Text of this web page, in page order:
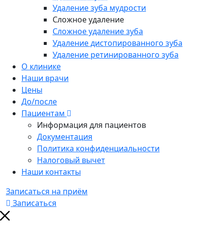
Удаление зуба мудрости
Сложное удаление
Сложное удаление зуба
Удаление дистопированного зуба
Удаление ретинированного зуба
О клинике
Наши врачи
Цены
До/после
Пациентам
Информация для пациентов
Документация
Политика конфиденциальности
Налоговый вычет
Наши контакты
Записаться на приём
Записаться